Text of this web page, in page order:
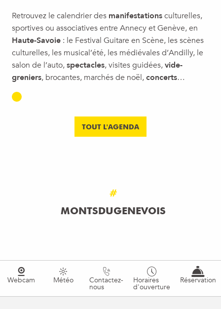
Retrouvez le calendrier des manifestationsculturelles,
sportives ou associatives entre Annecy et Genève, en
Haute-Savoie : le Festival Guitare en Scène, les scènes
culturelles, les musical’été, les médiévales d’Andilly, le
salon de l’auto,spectacles, visites guidées,vide-
greniers, brocantes, marchés de noël,concerts…
TOUT L'AGENDA
#
MONTSDUGENEVOIS
Webcam Météo Contactez-
nous
Horaires
d'ouverture
Réservation